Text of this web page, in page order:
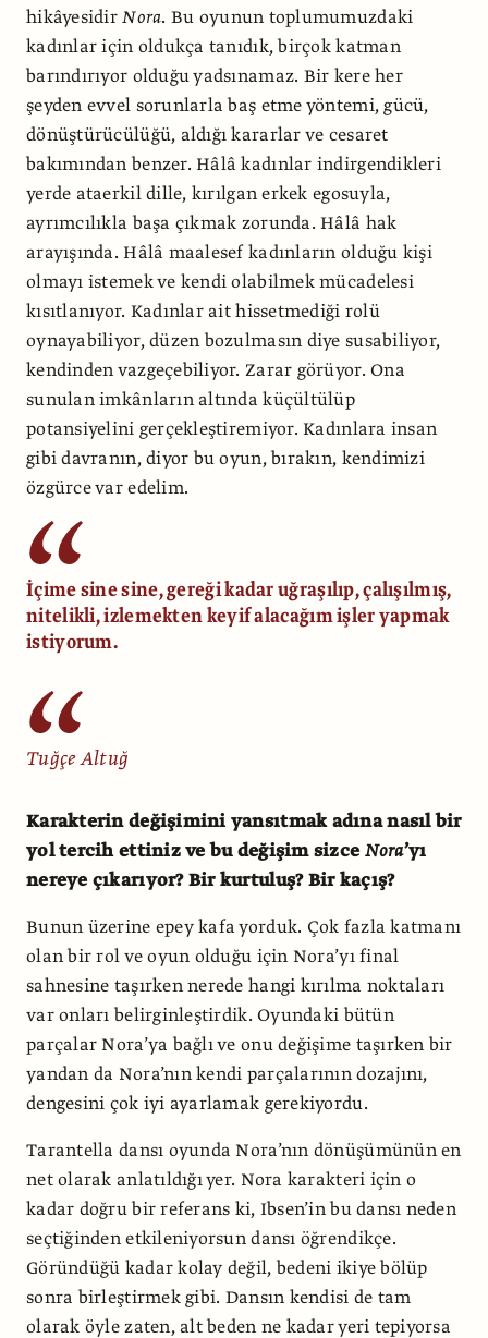
hikâyesidirNora. Bu oyunun toplumumuzdaki
kadınlar için oldukça tanıdık, birçok katman
barındırıyor olduğu yadsınamaz. Bir kere her
şeyden evvel sorunlarla baş etme yöntemi, gücü,
dönüştürücülüğü, aldığı kararlar ve cesaret
bakımından benzer. Hâlâ kadınlar indirgendikleri
yerde ataerkil dille, kırılgan erkek egosuyla,
ayrımcılıkla başa çıkmak zorunda. Hâlâ hak
arayışında. Hâlâ maalesef kadınların olduğu kişi
olmayı istemek ve kendi olabilmek mücadelesi
kısıtlanıyor. Kadınlar ait hissetmediği rolü
oynayabiliyor, düzen bozulmasın diye susabiliyor,
kendinden vazgeçebiliyor. Zarar görüyor. Ona
sunulan imkânların altında küçültülüp
potansiyelini gerçekleştiremiyor. Kadınlara insan
gibi davranın, diyor bu oyun, bırakın, kendimizi
özgürce var edelim.
İçime sine sine, gereği kadar uğraşılıp, çalışılmış,
nitelikli, izlemekten keyif alacağım işler yapmak
istiyorum.
Tuğçe Altuğ
Karakterin değişimini yansıtmak adına nasıl bir
yol tercih ettiniz ve bu değişim sizceNora’yı
nereye çıkarıyor? Bir kurtuluş? Bir kaçış?
Bunun üzerine epey kafa yorduk. Çok fazla katmanı
olan bir rol ve oyun olduğu için Nora’yı final
sahnesine taşırken nerede hangi kırılma noktaları
var onları belirginleştirdik. Oyundaki bütün
parçalar Nora’ya bağlı ve onu değişime taşırken bir
yandan da Nora’nın kendi parçalarının dozajını,
dengesini çok iyi ayarlamak gerekiyordu.
Tarantella dansı oyunda Nora’nın dönüşümünün en
net olarak anlatıldığı yer. Nora karakteri için o
kadar doğru bir referans ki, Ibsen’in bu dansı neden
seçtiğinden etkileniyorsun dansı öğrendikçe.
Göründüğü kadar kolay değil, bedeni ikiye bölüp
sonra birleştirmek gibi. Dansın kendisi de tam
olarak öyle zaten, alt beden ne kadar yeri tepiyorsa